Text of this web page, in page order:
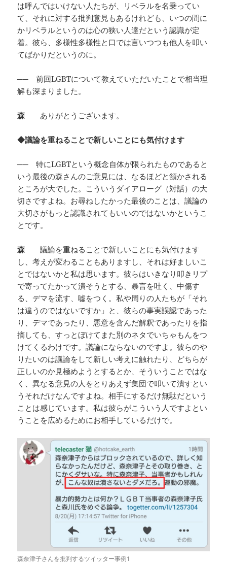
は呼んではいけない人たちが、リベラルを名乗ってい
て、それに対する批判意見もあるけれども、いつの間に
かリベラルというのは心の狭い人達だという認識が定
着。彼ら、多様性多様性と口では言いつつも他人を叩い
てばかりだというのに。
──前回LGBTについて教えていただいたことで相当理
解も深まりました。
森 ありがとうございます。
◆議論を重ねることで新しいことにも気付けます
──特にLGBTという概念自体が限られたものであると
いう最後の森さんのご意見には、なるほどと頷かされる
ところが大でした。こういうダイアローグ（対話）の大
切さですよね。お尋ねしたかった最後のことは、議論の
大切さがもっと認識されてもいいのではないかというこ
とです。
森議論を重ねることで新しいことにも気付けます
し、考えが変わることもありますし、それは好ましいこ
とではないかと私は思います。彼らはいきなり叩きリプ
で寄ってたかって潰そうとする、暴言を吐く、中傷す
る、デマを流す、嘘をつく。私や周りの人たちが「それ
は違うのではないですか」と、彼らの事実誤認であった
り、デマであったり、悪意を含んだ解釈であったりを指
摘しても、すっとぼけてまた別のネタでいちゃもんをつ
けてくるわけです。議論にならないのですよ。彼らのや
りたいのは議論をして新しい考えに触れたり、どちらが
正しいのか見極めようとするとか、そういうことではな
く、異なる意見の人をとりあえず集団で叩いて潰すとい
うそれだけなんですよね。相手にするだけ無駄だという
ことは感じています。私は彼らがこういう人ですよとい
うことを広めるためにお相手しているだけで。
森奈津子さんを批判するツイッター事例1